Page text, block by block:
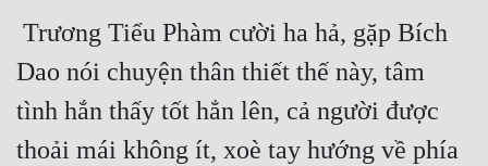
Dao nói chuyện thân thiết thế này, tâm
tình hắn thấy tốt hẳn lên, cả người được
thoải mái không ít, xoè tay hướng về phía